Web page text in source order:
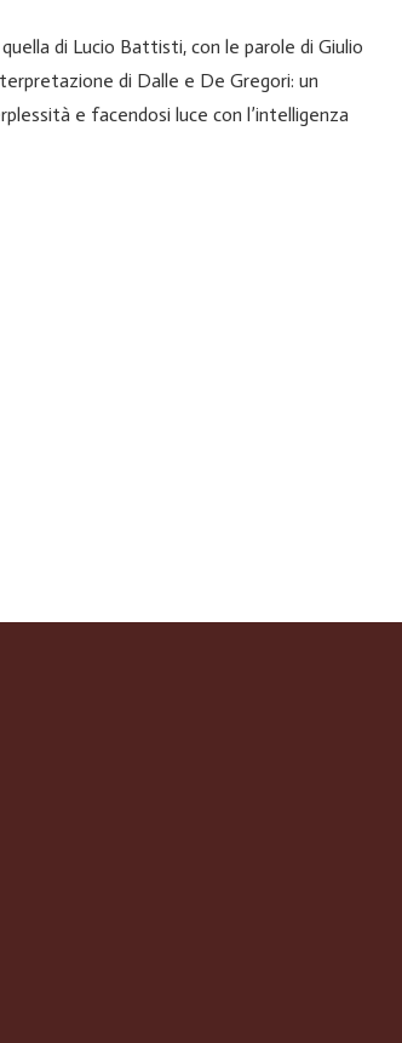
di Lucio Battisti, con le parole di Giulio
di Dalle e De Gregori: un
e facendosi luce con l’intelligenza